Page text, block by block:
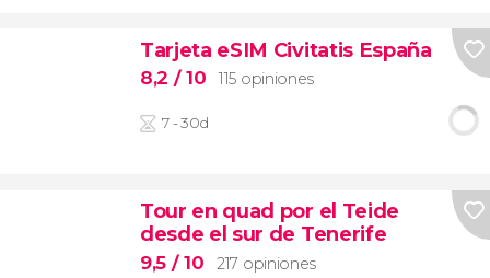
Tarjeta eSIM Civitatis España
8,2 / 10 115 opiniones
7 - 30d
Tour en quad por el Teide
desde el sur de Tenerife
9,5 / 10
217 opiniones